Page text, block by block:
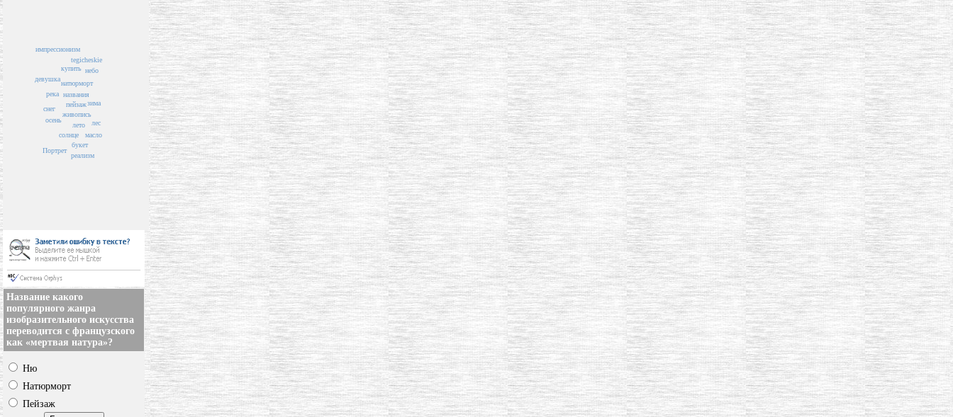
пейзаж
названия
живопись
лето
натюрморт
купить
солнце
лес
зима
осень
букет
масло
река
снег
tegicheskie
реализм
небо
импрессионизм
Портрет
девушка
Название какого
популярного жанра
изобразительного искусства
переводится с французского
как «мертвая натура»?
Ню
Натюрморт
Пейзаж